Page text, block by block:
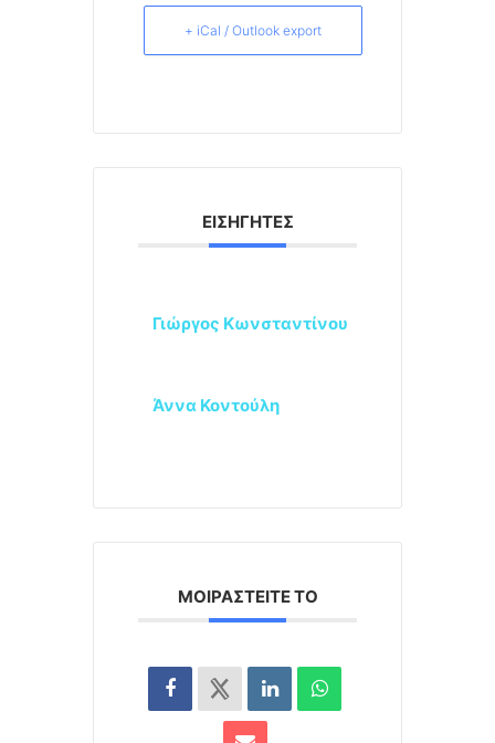
+ iCal / Outlook export
ΕΙΣΗΓΗΤΈΣ
Γιώργος Κωνσταντίνου
Άννα Κοντούλη
ΜΟΙΡΑΣΤΕΊΤΕ ΤΟ